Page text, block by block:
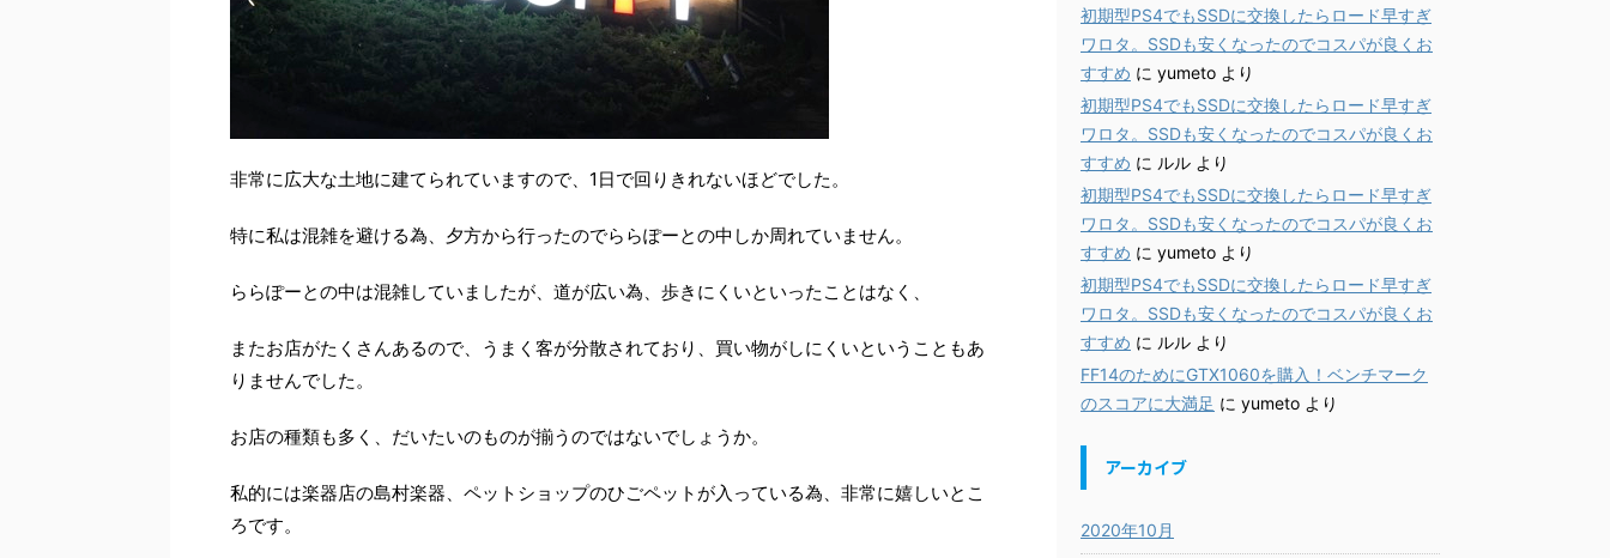
非常に広大な土地に建てられていますので、1日で回りきれないほどでした。
特に私は混雑を避ける為、夕方から行ったのでららぽーとの中しか周れていません。
ららぽーとの中は混雑していましたが、道が広い為、歩きにくいといったことはなく、
またお店がたくさんあるので、うまく客が分散されており、買い物がしにくいということもあ
りませんでした。
お店の種類も多く、だいたいのものが揃うのではないでしょうか。
私的には楽器店の島村楽器、ペットショップのひごペットが入っている為、非常に嬉しいとこ
ろです。
初期型PS4でもSSDに交換したらロード早すぎ
ワロタ。SSDも安くなったのでコスパが良くお
すすめ に yumeto より
初期型PS4でもSSDに交換したらロード早すぎ
ワロタ。SSDも安くなったのでコスパが良くお
すすめ に ルル より
初期型PS4でもSSDに交換したらロード早すぎ
ワロタ。SSDも安くなったのでコスパが良くお
すすめ に yumeto より
初期型PS4でもSSDに交換したらロード早すぎ
ワロタ。SSDも安くなったのでコスパが良くお
すすめ に ルル より
FF14のためにGTX1060を購入！ベンチマーク
のスコアに大満足 に yumeto より
アーカイブ
2020年10月